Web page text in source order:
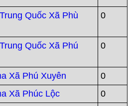
Quốc Xã Phù
0
Quốc Xã Phú
0
Xã Phú Xuyên
0
Xã Phúc Lộc
0